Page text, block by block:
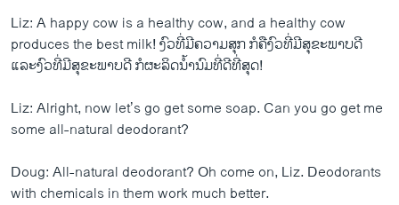
Liz: A happy cow is a healthy cow, and a healthy cow
produces the best milk! ງົວ​ທີ່​ມີ​ຄວາມສຸກ ກໍ​ຄື​ງົວ​ທີ່​ມີ​ສຸຂະພາບ​ດີ ​
ແລະງົວ​ທີ່​ມີ​ສຸຂະພາບ​ດີ ກໍ​ຜະລິດ​ນ້ຳນົມ​ທີ່​ດີ​ທີ່​ສຸດ!
Liz: Alright, now let’s go get some soap. Can you go get me
some all-natural deodorant?
Doug: All-natural deodorant? Oh come on, Liz. Deodorants
with chemicals in them work much better.